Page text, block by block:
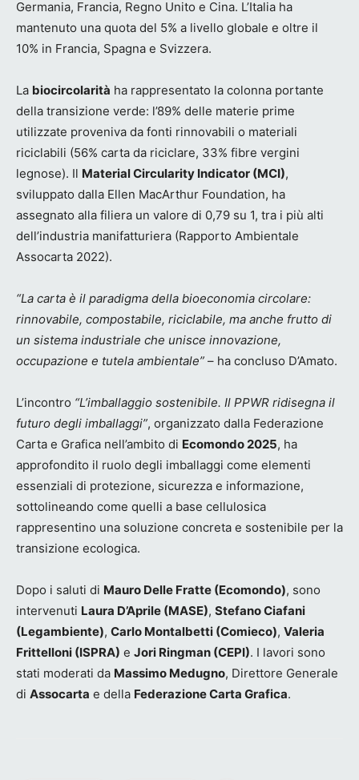
Germania, Francia, Regno Unito e Cina. L’Italia ha
mantenuto una quota del 5% a livello globale e oltre il
10% in Francia, Spagna e Svizzera.
La biocircolarità ha rappresentato la colonna portante
della transizione verde: l’89% delle materie prime
utilizzate proveniva da fonti rinnovabili o materiali
riciclabili (56% carta da riciclare, 33% fibre vergini
legnose). Il Material Circularity Indicator (MCI),
sviluppato dalla Ellen MacArthur Foundation, ha
assegnato alla filiera un valore di 0,79 su 1, tra i più alti
dell’industria manifatturiera (Rapporto Ambientale
Assocarta 2022).
“La carta è il paradigma della bioeconomia circolare:
rinnovabile, compostabile, riciclabile, ma anche frutto di
un sistema industriale che unisce innovazione,
occupazione e tutela ambientale” – ha concluso D’Amato.
L’incontro “L’imballaggio sostenibile. Il PPWR ridisegna il
futuro degli imballaggi”, organizzato dalla Federazione
Carta e Grafica nell’ambito di Ecomondo 2025, ha
approfondito il ruolo degli imballaggi come elementi
essenziali di protezione, sicurezza e informazione,
sottolineando come quelli a base cellulosica
rappresentino una soluzione concreta e sostenibile per la
transizione ecologica.
Dopo i saluti di Mauro Delle Fratte (Ecomondo), sono
intervenuti Laura D’Aprile (MASE), Stefano Ciafani
(Legambiente), Carlo Montalbetti (Comieco), Valeria
Frittelloni (ISPRA) e Jori Ringman (CEPI). I lavori sono
stati moderati da Massimo Medugno, Direttore Generale
di Assocarta e della Federazione Carta Grafica.